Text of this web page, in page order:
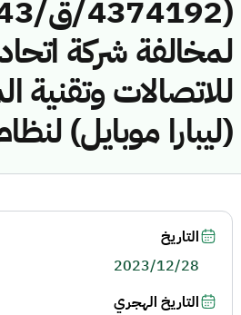
لمخالفة شركة
للاتصالات وتقنية
(ليبارا موبايل)
التاريخ
2023/12/28
التاريخ الهجري